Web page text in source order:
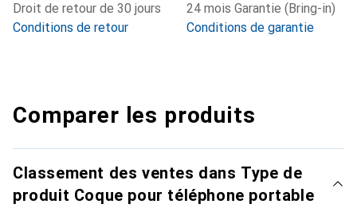
Droit de retour de 30 jours
Conditions de retour
24 mois Garantie (Bring-in)
Conditions de garantie
Comparer les produits
Classement des ventes dans Type de
produit Coque pour téléphone portable